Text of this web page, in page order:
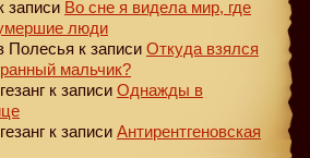
записи Во сне я видела мир, где
люди
Полесья к записи Откуда взялся
мальчик?
к записи Однажды в
к записи Антирентгеновская